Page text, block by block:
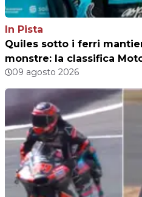
In Pista
Quiles sotto i ferri
monstre: la classifica
09 agosto 2026